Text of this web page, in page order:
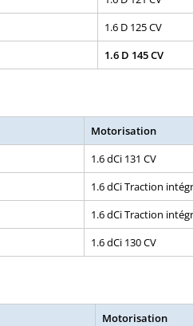
1.6 D 125 CV
1.6 D 145 CV
Motorisation
1.6 dCi 131 CV
1.6 dCi Traction
1.6 dCi Traction
1.6 dCi 130 CV
Motorisation